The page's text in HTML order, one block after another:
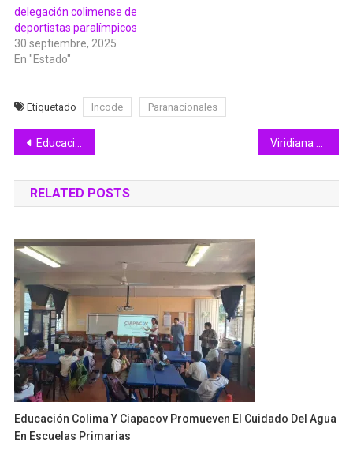
delegación colimense de
deportistas paralímpicos
30 septiembre, 2025
En "Estado"
Etiquetado Incode Paranacionales
Navegación
de
entradas
Educación Colima entregará adscripciones de cambios de centros de trabajo Viridiana Valencia anuncia segunda etapa de la campaña “Movilidad para tu Bienestar”
RELATED POSTS
Educación Colima Y Ciapacov Promueven El Cuidado Del Agua
En Escuelas Primarias